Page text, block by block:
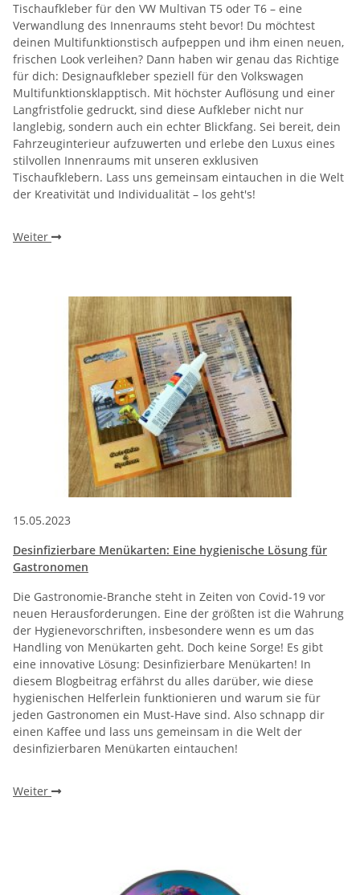
Tischaufkleber für den VW Multivan T5 oder T6 – eine
Verwandlung des Innenraums steht bevor! Du möchtest
deinen Multifunktionstisch aufpeppen und ihm einen neuen,
frischen Look verleihen? Dann haben wir genau das Richtige
für dich: Designaufkleber speziell für den Volkswagen
Multifunktionsklapptisch. Mit höchster Auflösung und einer
Langfristfolie gedruckt, sind diese Aufkleber nicht nur
langlebig, sondern auch ein echter Blickfang. Sei bereit, dein
Fahrzeuginterieur aufzuwerten und erlebe den Luxus eines
stilvollen Innenraums mit unseren exklusiven
Tischaufklebern. Lass uns gemeinsam eintauchen in die Welt
der Kreativität und Individualität – los geht's!
Weiter
15.05.2023
Desinfizierbare Menükarten: Eine hygienische Lösung für
Gastronomen
Die Gastronomie-Branche steht in Zeiten von Covid-19 vor
neuen Herausforderungen. Eine der größten ist die Wahrung
der Hygienevorschriften, insbesondere wenn es um das
Handling von Menükarten geht. Doch keine Sorge! Es gibt
eine innovative Lösung: Desinfizierbare Menükarten! In
diesem Blogbeitrag erfährst du alles darüber, wie diese
hygienischen Helferlein funktionieren und warum sie für
jeden Gastronomen ein Must-Have sind. Also schnapp dir
einen Kaffee und lass uns gemeinsam in die Welt der
desinfizierbaren Menükarten eintauchen!
Weiter